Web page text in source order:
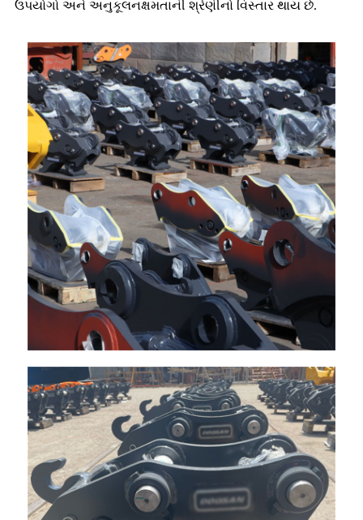
ઉપયોગો અને અનુકૂલનક્ષમતાની શ્રેણીનો વિસ્તાર થાય છે.